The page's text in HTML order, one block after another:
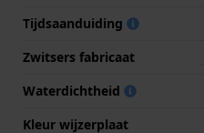
Tijdsaanduiding
Zwitsers fabricaat
Waterdichtheid
Kleur wijzerplaat